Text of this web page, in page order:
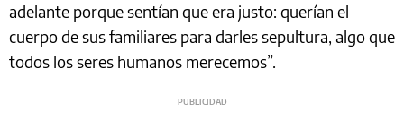
adelante porque sentían que era justo: querían el
cuerpo de sus familiares para darles sepultura, algo que
todos los seres humanos merecemos”.